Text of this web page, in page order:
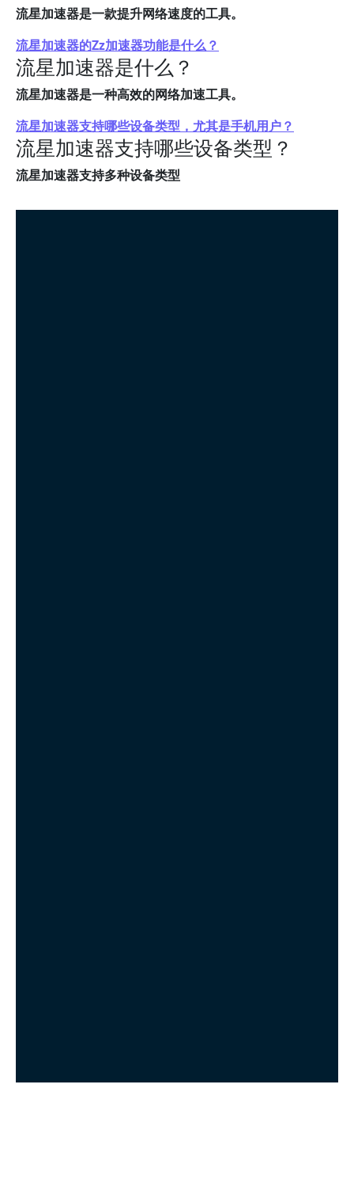
流星加速器是一款提升网络速度的工具。
流星加速器的Zz加速器功能是什么？
流星加速器是什么？
流星加速器是一种高效的网络加速工具。
流星加速器支持哪些设备类型，尤其是手机用户？
流星加速器支持哪些设备类型？
流星加速器支持多种设备类型